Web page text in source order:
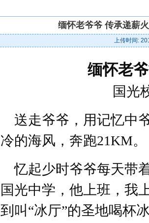
缅怀老爷爷 传承递薪
上传时间:
缅怀老
国光
送走爷爷，用记忆中
冷的海风，奔跑21KM。
忆起少时爷爷每天带
国光中学，他上班，我
到叫“冰厅”的圣地喝杯